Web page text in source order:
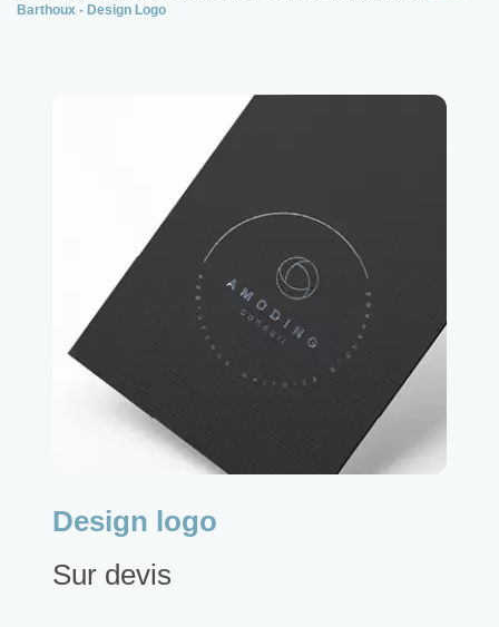
Barthoux - Design Logo
Design logo
Sur devis